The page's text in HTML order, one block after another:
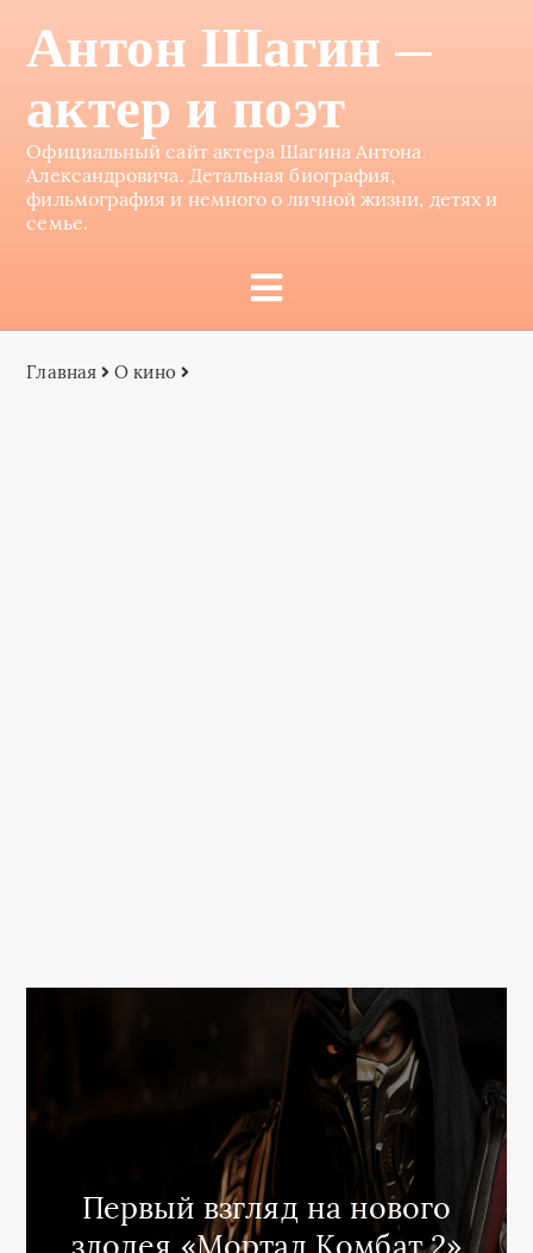
Антон Шагин —
актер и поэт
Официальный сайт актера Шагина Антона
Александровича. Детальная биография,
фильмография и немного о личной жизни, детях и
семье.
Главная О кино
Первый взгляд на нового